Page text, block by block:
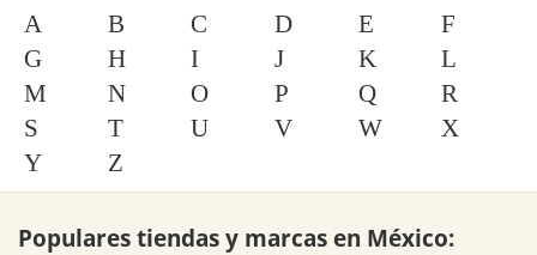
A B C D E
F
G
H I J K
L
M
N O P Q
R
S
T U V W
X
Y
Z
Populares tiendas y marcas en México: